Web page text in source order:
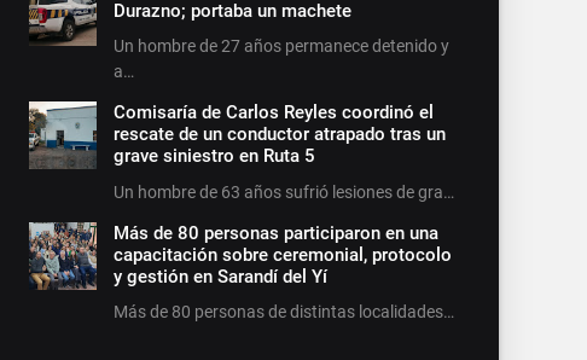
Durazno; portaba un machete
Un hombre de 27 años permanece detenido y
a…
Comisaría de Carlos Reyles coordinó el
rescate de un conductor atrapado tras un
grave siniestro en Ruta 5
Un hombre de 63 años sufrió lesiones de gra…
Más de 80 personas participaron en una
capacitación sobre ceremonial, protocolo
y gestión en Sarandí del Yí
Más de 80 personas de distintas localidades…